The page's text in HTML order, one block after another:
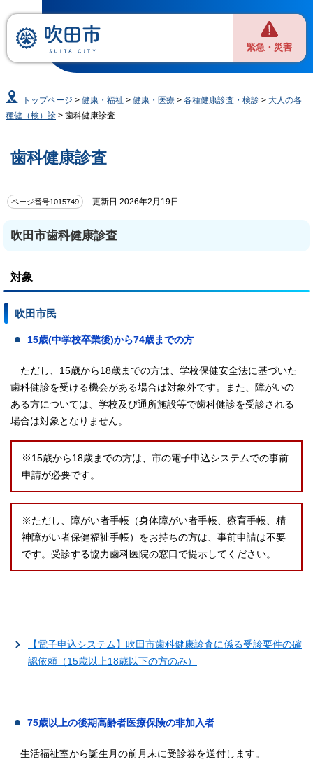
緊急・災害
トップページ >健康・福祉 >健康・医療 >各種健康診査・検診 >大人の各
種健（検）診 > 歯科健康診査
歯科健康診査
ページ番号1015749 更新日 2026年2月19日
吹田市歯科健康診査
対象
吹田市民
15歳(中学校卒業後)から74歳までの方
ただし、15歳から18歳までの方は、学校保健安全法に基づいた
歯科健診を受ける機会がある場合は対象外です。また、障がいの
ある方については、学校及び通所施設等で歯科健診を受診される
場合は対象となりません。
※15歳から18歳までの方は、市の電子申込システムでの事前
申請が必要です。
※ただし、障がい者手帳（身体障がい者手帳、療育手帳、精
神障がい者保健福祉手帳）をお持ちの方は、事前申請は不要
です。受診する協力歯科医院の窓口で提示してください。
【電子申込システム】吹田市歯科健康診査に係る受診要件の確
認依頼（15歳以上18歳以下の方のみ）
75歳以上の後期高齢者医療保険の非加入者
生活福祉室から誕生月の前月末に受診券を送付します。